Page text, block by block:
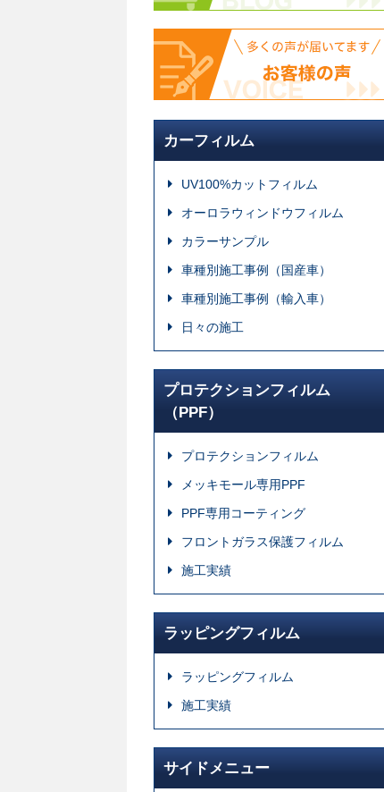
カーフィルム
UV100%カットフィルム
オーロラウィンドウフィルム
カラーサンプル
車種別施工事例（国産車）
車種別施工事例（輸入車）
日々の施工
プロテクションフィルム
（PPF）
プロテクションフィルム
メッキモール専用PPF
PPF専用コーティング
フロントガラス保護フィルム
施工実績
ラッピングフィルム
ラッピングフィルム
施工実績
サイドメニュー